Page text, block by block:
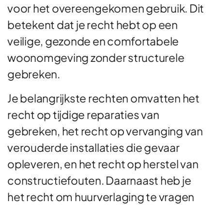
voor het overeengekomen gebruik. Dit
betekent dat je recht hebt op een
veilige, gezonde en comfortabele
woonomgeving zonder structurele
gebreken.
Je belangrijkste rechten omvatten het
recht op tijdige reparaties van
gebreken, het recht op vervanging van
verouderde installaties die gevaar
opleveren, en het recht op herstel van
constructiefouten. Daarnaast heb je
het recht om huurverlaging te vragen